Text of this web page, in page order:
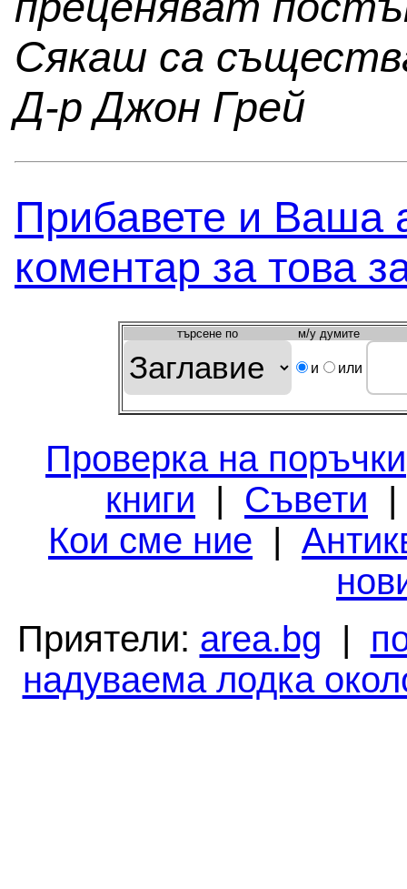
Сякаш са
Д-р Джон Грей
Прибавете и Вашa
коментар за това
търсeне по м/у думите
и или
Проверка на поръчки
книги | Съвети
Кои сме ние |
Приятели: area.bg |
надуваема лодка